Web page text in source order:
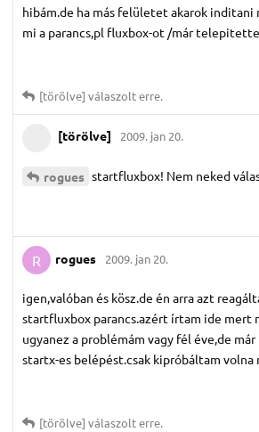
hibám.de ha más felületet akarok inditani
mi a parancs,pl fluxbox-ot /már
[törölve] válaszolt erre.
[törölve] 2009. jan 20.
rogues startfluxbox! Nem neked
R rogues 2009. jan 20.
igen,valóban és kösz.de én arra azt
startfluxbox parancs.azért írtam ide mert
ugyanez a problémám vagy fél éve,de
startx-es belépést.csak kipróbáltam
[törölve] válaszolt erre.